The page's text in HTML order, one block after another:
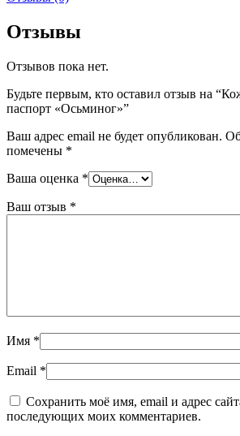
Отзывы
Отзывов пока нет.
Будьте первым, кто оставил отзыв на
паспорт «Осьминог»”
Ваш адрес email не будет опубликован.
помечены *
Ваша оценка *
Ваш отзыв *
Имя *
Email *
Сохранить моё имя, email и адрес
последующих моих комментариев.